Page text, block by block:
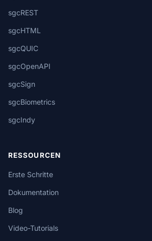
sgcREST
sgcHTML
sgcQUIC
sgcOpenAPI
sgcSign
sgcBiometrics
sgcIndy
RESSOURCEN
Erste Schritte
Dokumentation
Blog
Video-Tutorials